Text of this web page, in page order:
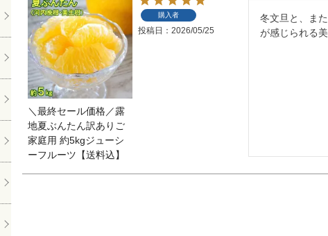
旬のおまかせセット
＼最終セール価格／露
地夏ぶんたん訳ありご
家庭用 約5kgジューシ
ーフルーツ【送料込】
購入者
投稿日 2026/05/25
冬文旦と、ま
が感じられる